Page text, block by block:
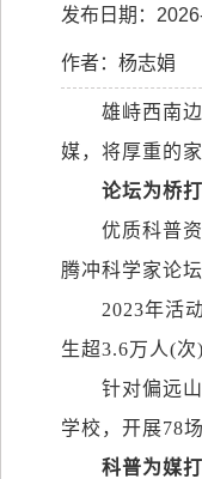
发布日期：
作者：杨志娟
雄峙西南
媒，将厚重的
论坛为桥
优质科普
腾冲科学家论
2023年活
生超3.6万人(次)
针对偏远
学校，开展78场
科普为媒